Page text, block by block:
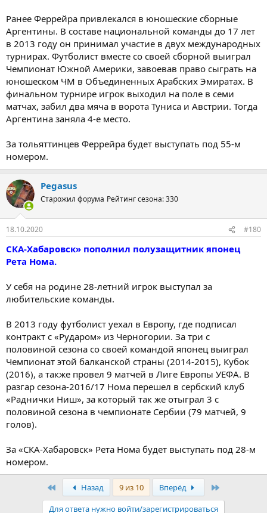
Ранее Феррейра привлекался в юношеские сборные
Аргентины. В составе национальной команды до 17 лет
в 2013 году он принимал участие в двух международных
турнирах. Футболист вместе со своей сборной выиграл
Чемпионат Южной Америки, завоевав право сыграть на
юношеском ЧМ в Объединенных Арабских Эмиратах. В
финальном турнире игрок выходил на поле в семи
матчах, забил два мяча в ворота Туниса и Австрии. Тогда
Аргентина заняла 4-е место.
За тольяттинцев Феррейра будет выступать под 55-м
номером.
Pegasus
Старожил форума Рейтинг сезона: 330
18.10.2020 #180
СКА-Хабаровск» пополнил полузащитник японец
Рета Нома.
У себя на родине 28-летний игрок выступал за
любительские команды.
В 2013 году футболист уехал в Европу, где подписал
контракт с «Рударом» из Черногории. За три с
половиной сезона со своей командой японец выиграл
Чемпионат этой балканской страны (2014-2015), Кубок
(2016), а также провел 9 матчей в Лиге Европы УЕФА. В
разгар сезона-2016/17 Нома перешел в сербский клуб
«Раднички Ниш», за который так же отыграл 3 с
половиной сезона в чемпионате Сербии (79 матчей, 9
голов).
За «СКА-Хабаровск» Рета Нома будет выступать под 28-м
номером.
ПервыйНазад 9 из 10 Вперёд
Для ответа нужно войти/зарегистрироваться